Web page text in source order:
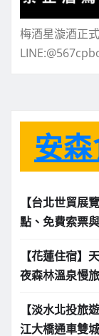
梅酒星漩酒正
安
【台北世貿展
點、免費索票
【花蓮住宿】
夜森林溫泉慢
【淡水北投旅
江大橋通車雙